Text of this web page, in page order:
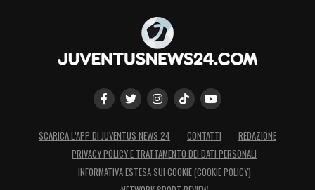
SCARICA L’APP DI JUVENTUS NEWS 24 CONTATTI
REDAZIONE
PRIVACY POLICY E TRATTAMENTO DEI DATI PERSONALI
INFORMATIVA ESTESA SUI COOKIE (COOKIE POLICY)